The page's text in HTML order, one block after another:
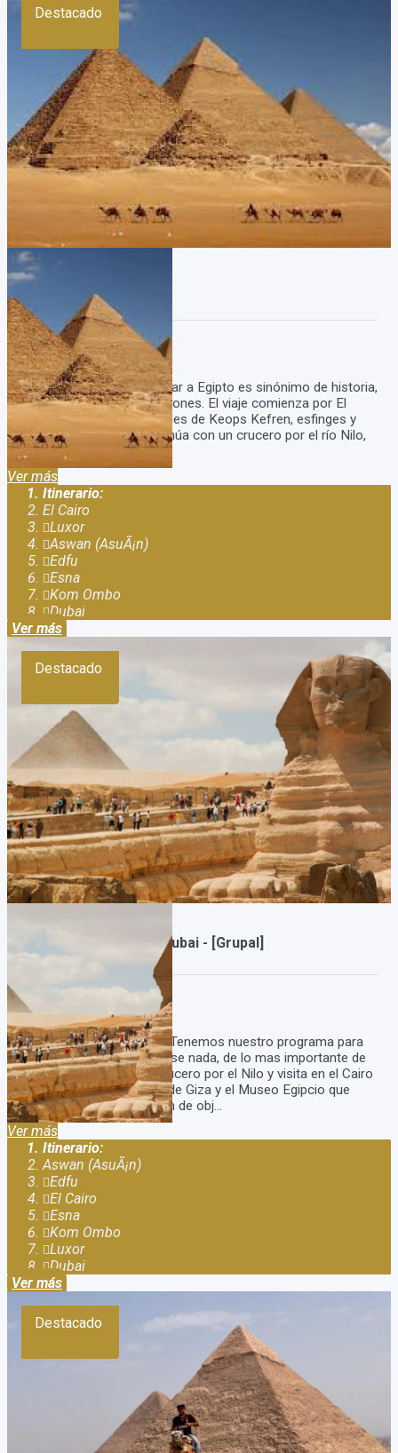
Destacado
Duración:
16Días14Noches
Viaje a Egipto y Dubai Viajar a Egipto es sinónimo de historia,
el principio de las civilizaciones. El viaje comienza por El
Cairo,visitando las pirámides de Keops Kefren, esfinges y
faraones. Luego se continúa con un crucero por el río Nilo,
que visita templo de abu...
Ver más
Itinerario:
El Cairo
Luxor
Aswan (AsuÃ¡n)
Edfu
Esna
Kom Ombo
Dubai
Ver más
Destacado
Egipto milenario con Dubai - [Grupal]
15Días13Noches
Viaje a Egipto con Dubai Tenemos nuestro programa para
viajar a egipto y no perderse nada, de lo mas importante de
Egipto y Dubai! Incluye crucero por el Nilo y visita en el Cairo
con Tour a las piramides de Giza y el Museo Egipcio que
guarda la mayor colección de obj...
Ver más
Itinerario:
Aswan (AsuÃ¡n)
Edfu
El Cairo
Esna
Kom Ombo
Luxor
Dubai
Ver más
Destacado